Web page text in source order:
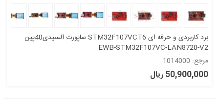
برد کاربردی و حرفه ای STM32F107VCT6 ساپورت السیدی40پین
EWB-STM32F107VC-LAN8720-V2
مرجع: 1014000
50,900,000 ریال